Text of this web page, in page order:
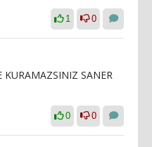
1 0
KURAMAZSINIZ SANER
0 0